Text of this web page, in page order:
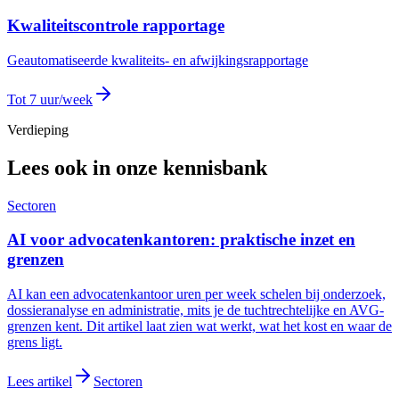
Kwaliteitscontrole rapportage
Geautomatiseerde kwaliteits- en afwijkingsrapportage
Tot 7 uur/week
Verdieping
Lees ook in onze kennisbank
Sectoren
AI voor advocatenkantoren: praktische inzet en
grenzen
AI kan een advocatenkantoor uren per week schelen bij onderzoek,
dossieranalyse en administratie, mits je de tuchtrechtelijke en AVG-
grenzen kent. Dit artikel laat zien wat werkt, wat het kost en waar de
grens ligt.
Lees artikel Sectoren